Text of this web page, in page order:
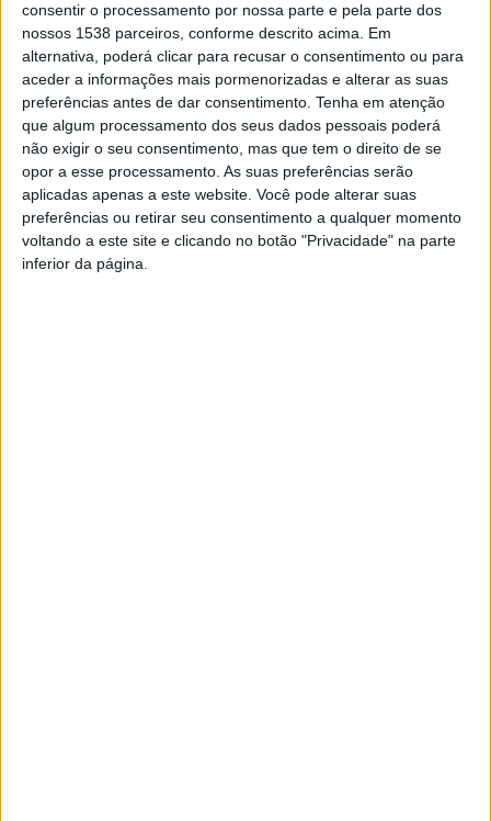
consentir o processamento por nossa parte e pela parte dos
nossos 1538 parceiros, conforme descrito acima. Em
alternativa, poderá clicar para recusar o consentimento ou para
aceder a informações mais pormenorizadas e alterar as suas
preferências antes de dar consentimento. Tenha em atenção
que algum processamento dos seus dados pessoais poderá
não exigir o seu consentimento, mas que tem o direito de se
opor a esse processamento. As suas preferências serão
aplicadas apenas a este website. Você pode alterar suas
preferências ou retirar seu consentimento a qualquer momento
voltando a este site e clicando no botão "Privacidade" na parte
inferior da página.
Esta alteração tecnológica permitirá evitar a emissão de
500 toneladas de CO2por ano. O Município de Fafe está
atento a eventuais linhas de apoio comunitário que
venham a ser lançadas, para promover a substituição
integral da rede de Iluminação Pública, para tecnologia
LED.